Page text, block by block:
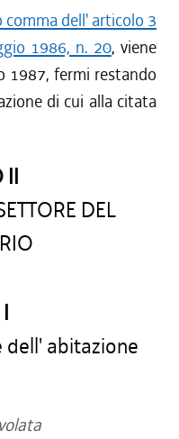
comma dell' articolo 3
1986, n. 20, viene
1987, fermi restando
di cui alla citata
II
DEL
abitazione